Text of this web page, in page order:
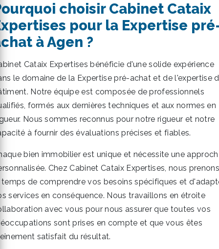
choisir Cabinet Cataix
pour la Expertise
à Agen ?
Cataix Expertises bénéficie d'une solide expérience
le domaine de la Expertise pré-achat et de l'expertise
Notre équipe est composée de professionnels
formés aux dernières techniques et aux normes en
Nous sommes reconnus pour notre rigueur et notre
à fournir des évaluations précises et fiables.
bien immobilier est unique et nécessite une
Chez Cabinet Cataix Expertises, nous prenons
temps de comprendre vos besoins spécifiques et
services en conséquence. Nous travaillons en étroite
avec vous pour nous assurer que toutes vos
sont prises en compte et que vous êtes
satisfait du résultat.